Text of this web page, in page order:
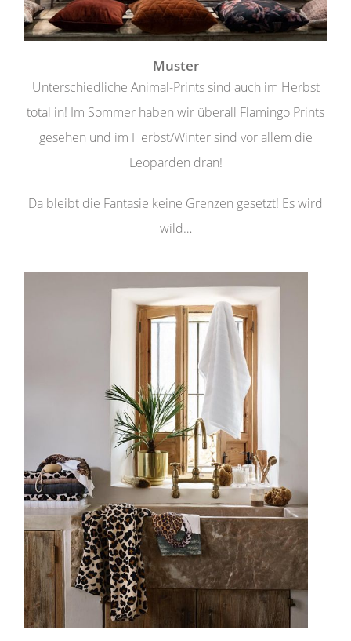
Muster
Unterschiedliche Animal-Prints sind auch im Herbst
total in! Im Sommer haben wir überall Flamingo Prints
gesehen und im Herbst/Winter sind vor allem die
Leoparden dran!
Da bleibt die Fantasie keine Grenzen gesetzt! Es wird
wild…